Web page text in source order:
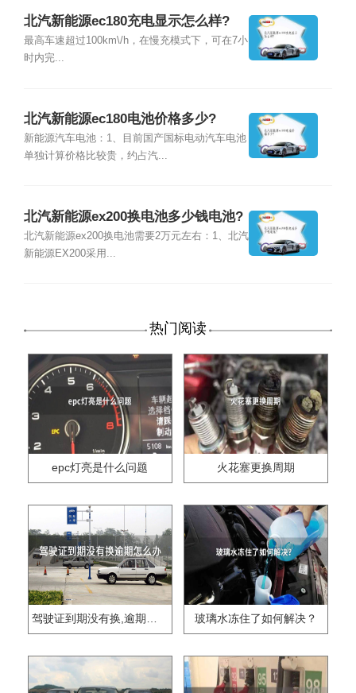
北汽新能源ec180充电显示怎么样?
最高车速超过100km\/h，在慢充模式下，可在7小
时内完...
北汽新能源ec180电池价格多少?
新能源汽车电池：1、目前国产国标电动汽车电池
单独计算价格比较贵，约占汽...
北汽新能源ex200换电池多少钱电池?
北汽新能源ex200换电池需要2万元左右：1、北汽
新能源EX200采用...
热门阅读
epc灯亮是什么问题 火花塞更换周期
驾驶证到期没有换,逾期怎么办?? 玻璃水冻住了如何解决？